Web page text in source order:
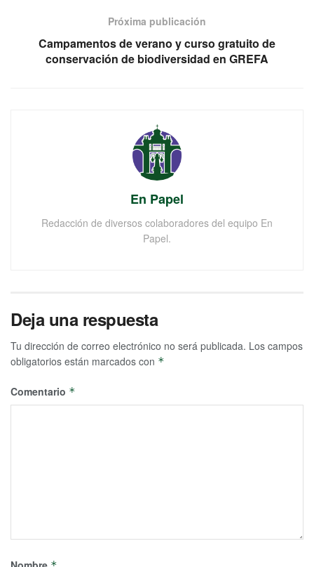
Próxima publicación
Campamentos de verano y curso gratuito de
conservación de biodiversidad en GREFA
En Papel
Redacción de diversos colaboradores del equipo En
Papel.
Deja una respuesta
Tu dirección de correo electrónico no será publicada. Los campos
obligatorios están marcados con *
Comentario *